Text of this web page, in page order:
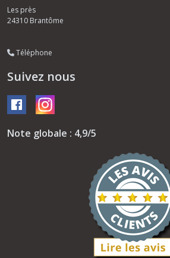
Les près
24310 Brantôme
Téléphone
Suivez nous
Note globale : 4,9/5